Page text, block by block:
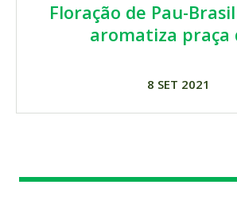
Floração de Pau-
aromatiza praça
8 SET 2021